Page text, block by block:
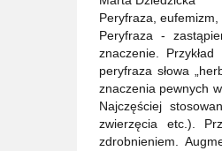
Peryfraza,
Peryfraza -
znaczenie.
peryfraza słowa
znaczenia pewnych
Najczęściej
zwierzęcia etc.).
zdrobnieniem.